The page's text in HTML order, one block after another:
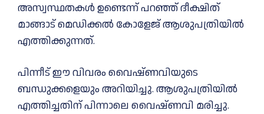
അസ്വസ്ഥതകള്‍ ഉണ്ടെന്ന് പറഞ്ഞ് ദീക്ഷിത്
മാങ്ങാട് മെഡിക്കല്‍ കോളേജ് ആശുപത്രിയില്‍
എത്തിക്കുന്നത്.
പിന്നീട് ഈ വിവരം വൈഷ്ണവിയുടെ
ബന്ധുക്കളെയും അറിയിച്ചു. ആശുപത്രിയില്‍
എത്തിച്ചതിന് പിന്നാലെ വൈഷ്ണവി മരിച്ചു.